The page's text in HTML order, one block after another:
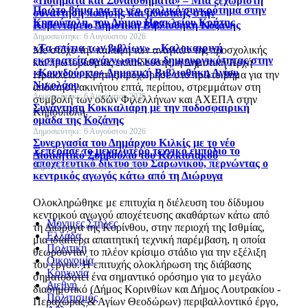
Πρώτο βήμα για το νέο σχολικό συγκρότημα στην
Κηπούπολη, του Δήμου Ηρακλείου Κρήτης
Με στόχο την κάλυψη των αναγκών της προσχολικής
και πρωτοβάθμιας εκπαίδευσης, η Δημοτική Αρχή
Ηρακλείου Κρήτης προχώρησε στο πρώτο βήμα για την
απόκτηση ακινήτου επτά, περίπου, στρεμμάτων στη
συμβολή των οδών Φιλελλήνων και ΑΧΕΠΑ στην
Κηπούπολη.
Ξεπέρασε το μεγαλύτερο τεχνικό εμπόδιο το
αποχετευτικό δίκτυο του Σαρωνικού, περνώντας ο
κεντρικός αγωγός κάτω από τη Διώρυγα
Ολοκληρώθηκε με επιτυχία η διέλευση του δίδυμου
κεντρικού αγωγού αποχέτευσης ακαθάρτων κάτω από
τη Διώρυγα της Κορίνθου, στην περιοχή της Ισθμίας,
μια ιδιαίτερα απαιτητική τεχνική παρέμβαση, η οποία
θεωρούνταν το πλέον κρίσιμο στάδιο για την εξέλιξη
του έργου. Η επιτυχής ολοκλήρωση της διάβασης
σηματοδοτεί ένα σημαντικό ορόσημο για το μεγάλο
διαδημοτικό (Δήμος Κορινθίων και Δήμος Λουτρακίου -
Περαχώρας & Αγίων Θεοδώρων) περιβαλλοντικό έργο,
συνάντηση ποίησης και μουσικής στην
Κοβεντάρειο Δημοτική Βιβλιοθήκη Κοζάνης
Δημοσιεύτηκε: 6 Αυγούστου 2026
«Τα σπίτια των βιβλίων» – Καλοκαιρινή
εκστρατεία ανάγνωσης και δημιουργικότητας στην
«Κουνδούρειο» Δημοτική Βιβλιοθήκη Αγίου
Νικολάου
Δημοσιεύτηκε: 6 Αυγούστου 2026
Συνάντηση Κοκκαλιάρη με την ποδοσφαιρική
ομάδα της Κοζάνης
Δημοσιεύτηκε: 6 Αυγούστου 2026
Συνεργασία του Δημάρχου Κιλκίς με το νέο
Διοικητικό Συμβούλιο του Κιλκισιακού
Δημοσιεύτηκε: 6 Αυγούστου 2026
Μόνιμες Στήλες
Ελλάδα
Πολιτική
Οικονομία
Κοινωνία
Διεθνή
Πολιτισμός